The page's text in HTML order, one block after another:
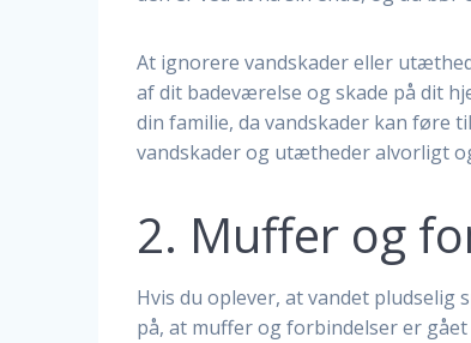
At ignorere vandskader eller
af dit badeværelse og skade på dit
din familie, da vandskader kan føre
vandskader og utætheder alvorligt
2. Muffer og
Hvis du oplever, at vandet
på, at muffer og forbindelser er